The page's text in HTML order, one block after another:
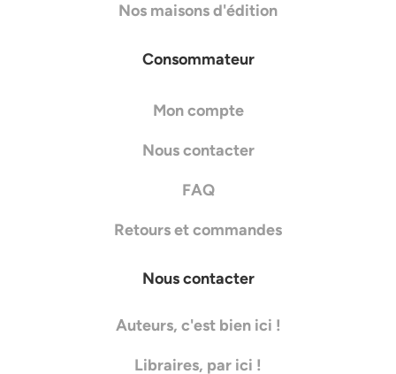
Nos maisons d'édition
Consommateur
Mon compte
Nous contacter
FAQ
Retours et commandes
Nous contacter
Auteurs, c'est bien ici !
Libraires, par ici !